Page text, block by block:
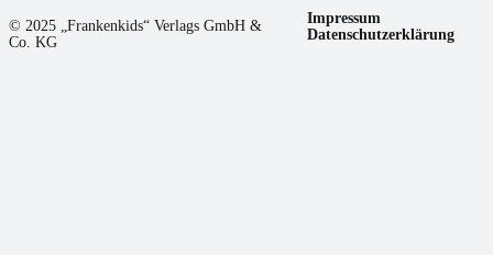
© 2025 „Frankenkids“ Verlags GmbH &
Co. KG
Impressum
Datenschutzerklärung